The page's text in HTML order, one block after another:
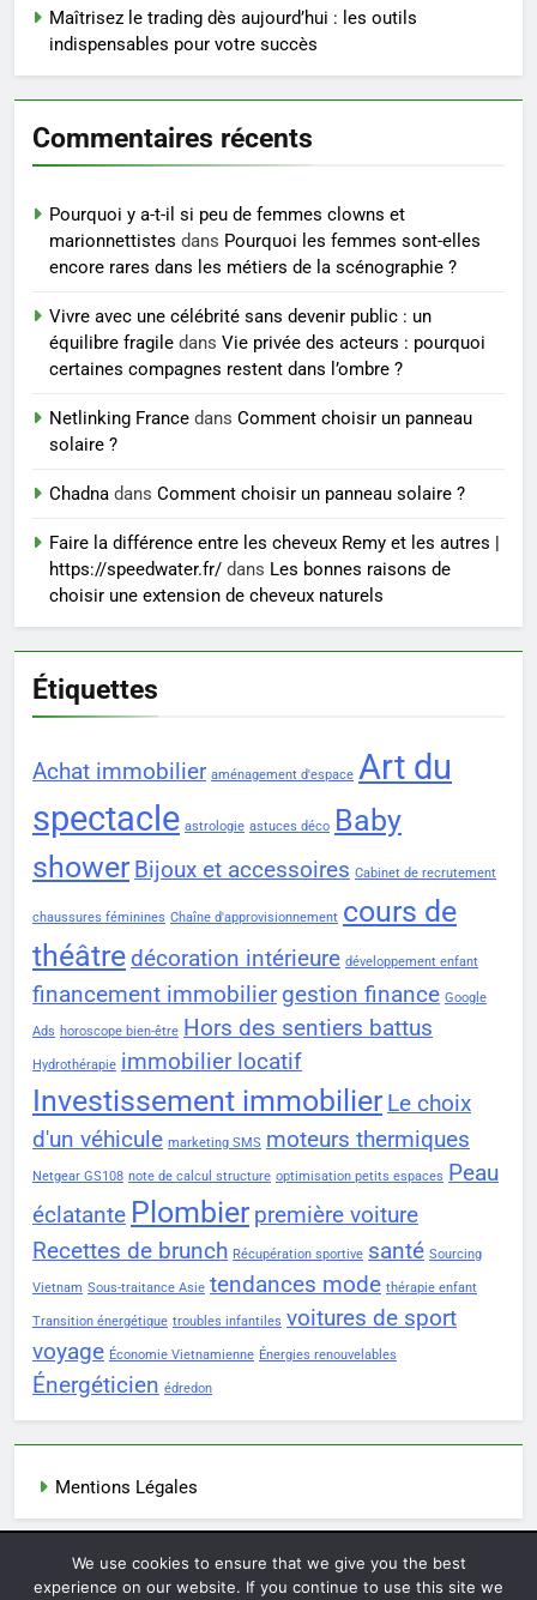
6
Les secrets révélés pour une
peau éclatante grâce à The
Ordinary
SANTÉ
7
Prévenir les chutes chez les
seniors: aménagement et
exercices
BIEN ÊTRE
8
Voyance à La Rochelle : où
sérieux à un tarif juste ?
BIEN ÊTRE
Maîtrisez le trading dès aujourd’hui : les outils
indispensables pour votre succès
Commentaires récents
Pourquoi y a-t-il si peu de femmes clowns et
marionnettistes dans Pourquoi les femmes sont-elles
encore rares dans les métiers de la scénographie ?
Vivre avec une célébrité sans devenir public : un
équilibre fragile dans Vie privée des acteurs : pourquoi
certaines compagnes restent dans l’ombre ?
Netlinking France dans Comment choisir un panneau
solaire ?
Chadna dans Comment choisir un panneau solaire ?
Faire la différence entre les cheveux Remy et les autres |
https://speedwater.fr/ dans Les bonnes raisons de
choisir une extension de cheveux naturels
Étiquettes
Achat immobilier aménagement d'espace Art du
spectacle astrologie astuces déco Baby
shower Bijoux et accessoires Cabinet de recrutement
chaussures féminines Chaîne d'approvisionnement cours de
théâtre décoration intérieure développement enfant
financement immobilier gestion finance Google
Ads horoscope bien-être Hors des sentiers battus
Hydrothérapie immobilier locatif
Investissement immobilier Le choix
d'un véhicule marketing SMS moteurs thermiques
Netgear GS108 note de calcul structure optimisation petits espaces Peau
éclatante Plombier première voiture
Recettes de brunch Récupération sportive santé Sourcing
Vietnam Sous-traitance Asie tendances mode thérapie enfant
Transition énergétique troubles infantiles voitures de sport
voyage Économie Vietnamienne Énergies renouvelables
Énergéticien édredon
Mentions Légales
Newsmatic - News WordPress Theme 2026. Powered By
BlazeThemes.
We use cookies to ensure that we give you the best
experience on our website. If you continue to use this site we